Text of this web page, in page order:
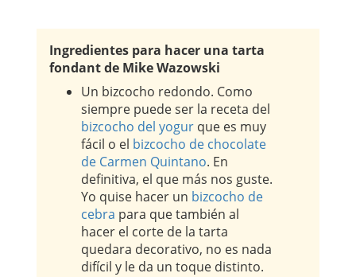
Ingredientes para hacer una tarta
fondant de Mike Wazowski
Un bizcocho redondo. Como
siempre puede ser la receta del
bizcocho del yogur que es muy
fácil o el bizcocho de chocolate
de Carmen Quintano. En
definitiva, el que más nos guste.
Yo quise hacer un bizcocho de
cebra para que también al
hacer el corte de la tarta
quedara decorativo, no es nada
difícil y le da un toque distinto.